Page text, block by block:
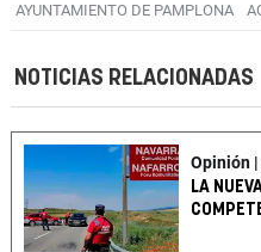
AYUNTAMIENTO DE PAMPLONA
NOTICIAS RELACIONADAS
Opinión |
LA